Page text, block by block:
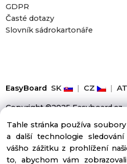
GDPR
Časté dotazy
Slovník sádrokartonáře
EasyBoard SK CZ
Copyright ©2025
Tahle stránka používa
a další technologie
vášho zážitku z prohlížení
to, abychom vám